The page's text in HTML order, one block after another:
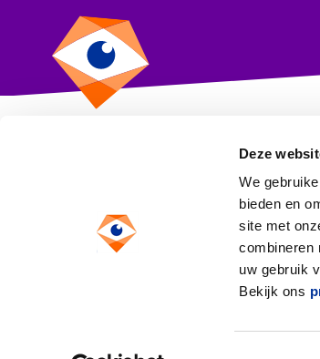
Deze
We
bieden en
site met
combineren
uw gebruik
Bekijk ons
Toezicht op goeddoen
Anthony Fokkerweg 1
1059 CM Amsterdam